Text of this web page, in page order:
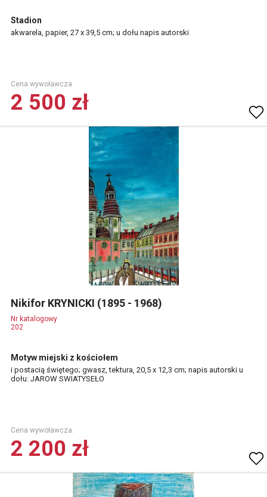
Stadion
akwarela, papier, 27 x 39,5 cm; u dołu napis autorski
Cena wywoławcza.
2 500 zł
Nikifor KRYNICKI (1895 - 1968)
Nr katalogowy
202
Motyw miejski z kościołem
i postacią świętego; gwasz, tektura, 20,5 x 12,3 cm; napis autorski u
dołu: JAROW SWIATYSEŁO
Cena wywoławcza.
2 200 zł